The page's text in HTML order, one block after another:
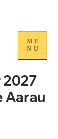
ME
NU
2027
Aarau